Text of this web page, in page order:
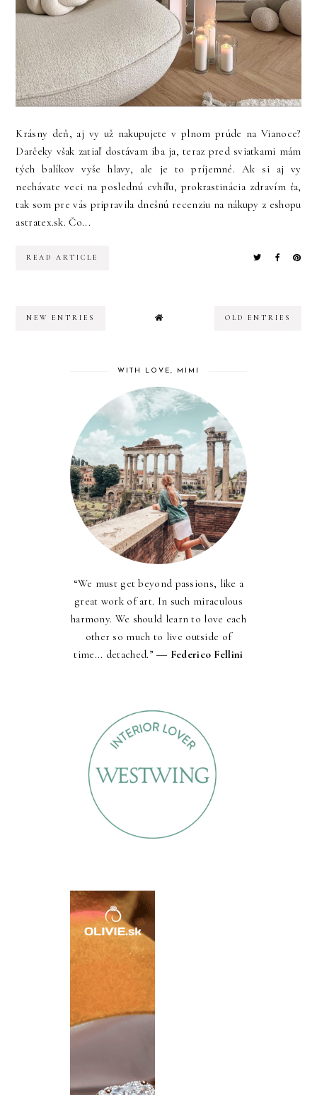
Krásny deň, aj vy už nakupujete v plnom prúde na Vianoce?
Darčeky však zatiaľ dostávam iba ja, teraz pred sviatkami mám
tých balíkov vyše hlavy, ale je to príjemné. Ak si aj vy
nechávate veci na poslednú cvhíľu, prokrastinácia zdravím ťa,
tak som pre vás pripravila dnešnú recenziu na nákupy z eshopu
astratex.sk. Čo...
READ ARTICLE
NEW ENTRIES OLD ENTRIES
WITH LOVE, MIMI
“We must get beyond passions, like a
great work of art. In such miraculous
harmony. We should learn to love each
other so much to live outside of
time... detached.” ― Federico Fellini